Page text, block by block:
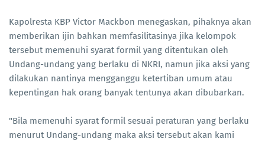
Kapolresta KBP Victor Mackbon menegaskan, pihaknya akan
memberikan ijin bahkan memfasilitasinya jika kelompok
tersebut memenuhi syarat formil yang ditentukan oleh
Undang-undang yang berlaku di NKRI, namun jika aksi yang
dilakukan nantinya mengganggu ketertiban umum atau
kepentingan hak orang banyak tentunya akan dibubarkan.
"Bila memenuhi syarat formil sesuai peraturan yang berlaku
menurut Undang-undang maka aksi tersebut akan kami